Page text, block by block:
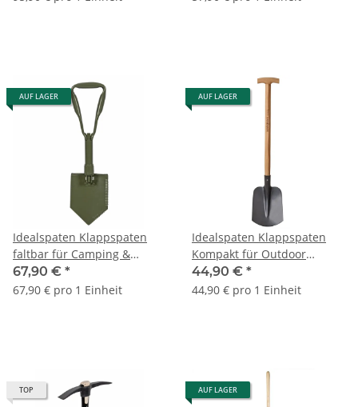
AUF LAGER
Idealspaten Klappspaten
faltbar für Camping &
Outdoor | 60020001
67,90 € *
67,90 € pro 1 Einheit
AUF LAGER
Idealspaten Klappspaten
Kompakt für Outdoor
02060195
44,90 € *
44,90 € pro 1 Einheit
TOP AUF LAGER